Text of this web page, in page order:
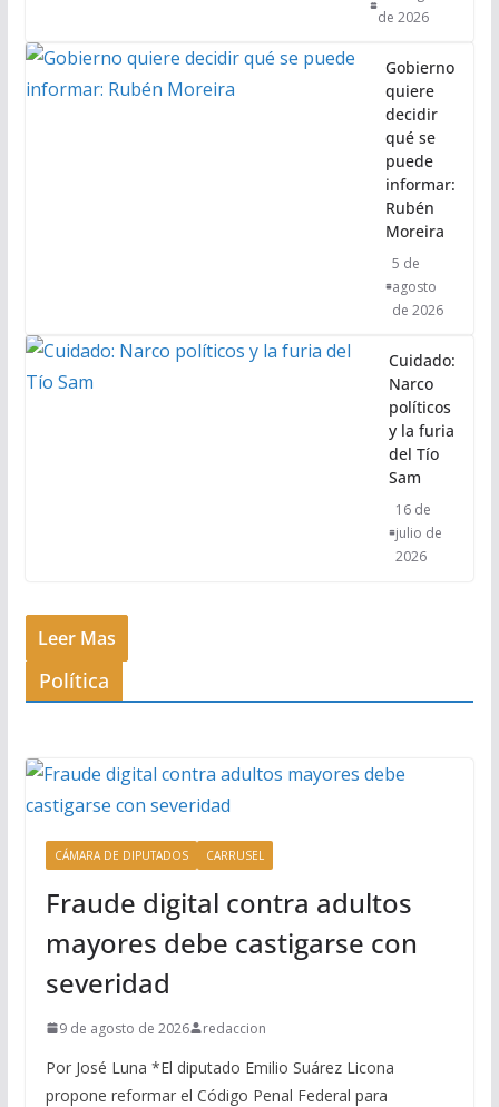
de 2026
Gobierno
quiere
decidir
qué se
puede
informar:
Rubén
Moreira
5 de
agosto
de 2026
Cuidado:
Narco
políticos
y la furia
del Tío
Sam
16 de
julio de
2026
Leer Mas
Política
CÁMARA DE DIPUTADOS CARRUSEL
Fraude digital contra adultos
mayores debe castigarse con
severidad
9 de agosto de 2026 redaccion
Por José Luna *El diputado Emilio Suárez Licona
propone reformar el Código Penal Federal para